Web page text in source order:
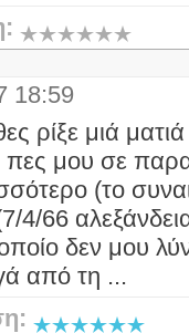
18:59
ρίξε μιά
μου σε
(το
4/66
δεν μου
από τη ...